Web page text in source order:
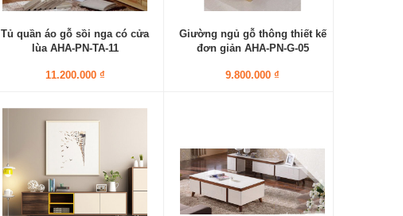
Tủ quần áo gỗ sồi nga có cửa
lùa AHA-PN-TA-11
11.200.000 ₫
Giường ngủ gỗ thông thiết kế
đơn giản AHA-PN-G-05
9.800.000 ₫